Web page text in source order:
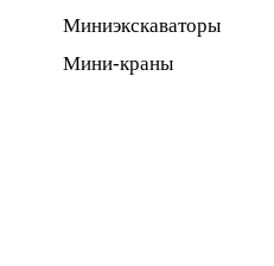
Миниэкскаваторы
Мини-краны